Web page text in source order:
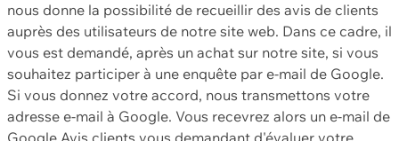
nous donne la possibilité de recueillir des avis de clients
auprès des utilisateurs de notre site web. Dans ce cadre, il
vous est demandé, après un achat sur notre site, si vous
souhaitez participer à une enquête par e-mail de Google.
Si vous donnez votre accord, nous transmettons votre
adresse e-mail à Google. Vous recevrez alors un e-mail de